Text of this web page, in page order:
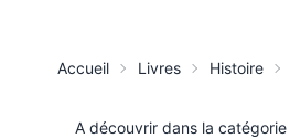
Accueil Livres Histoire
A découvrir dans la catégorie